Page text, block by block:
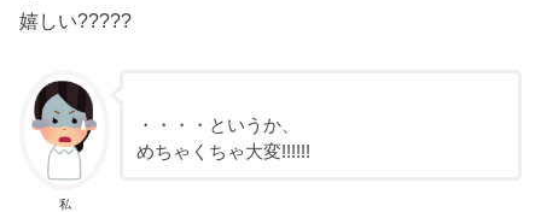
嬉しい?????
私
・・・・というか、
めちゃくちゃ大変!!!!!!